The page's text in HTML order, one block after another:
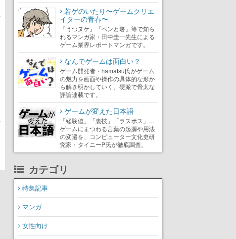
若ゲのいたり〜ゲームクリエ
イターの青春〜
『うつヌケ』『ペンと箸』等で知ら
れるマンガ家・田中圭一先生による
ゲーム業界レポートマンガです。
なんでゲームは面白い？
ゲーム開発者・hamatsu氏がゲーム
の魅力を画面や操作の具体的な形か
ら解き明かしていく、硬派で骨太な
評論連載です。
ゲームが変えた日本語
「経験値」「裏技」「ラスボス」…
ゲームにまつわる言葉の起源や用法
の変遷を、コンピューター文化史研
究家・タイニーP氏が徹底調査。
カテゴリ
特集記事
マンガ
女性向け